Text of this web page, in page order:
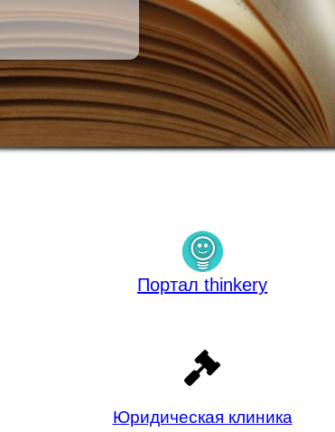
Портал thinkery
Юридическая клиника